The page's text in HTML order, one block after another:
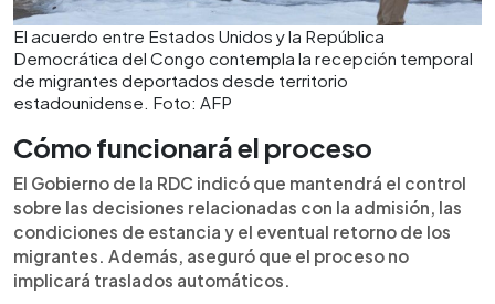
El acuerdo entre Estados Unidos y la República
Democrática del Congo contempla la recepción temporal
de migrantes deportados desde territorio
estadounidense. Foto: AFP
Cómo funcionará el proceso
El Gobierno de la RDC indicó que mantendrá el control
sobre las decisiones relacionadas con la admisión, las
condiciones de estancia y el eventual retorno de los
migrantes. Además, aseguró que el proceso no
implicará traslados automáticos.